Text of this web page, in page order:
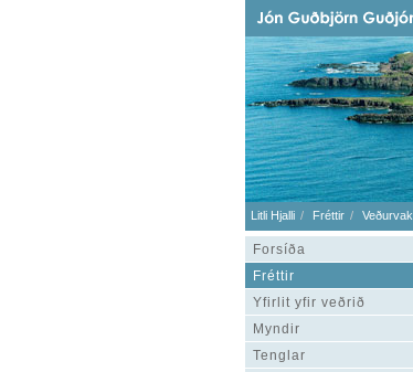
Litli Hjalli Fréttir
Forsíða
Fréttir
Yfirlit yfir veðrið
Myndir
Tenglar